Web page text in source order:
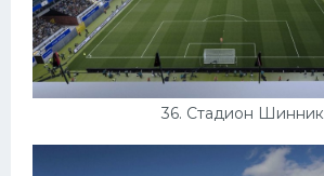
36. Стадион Шинник